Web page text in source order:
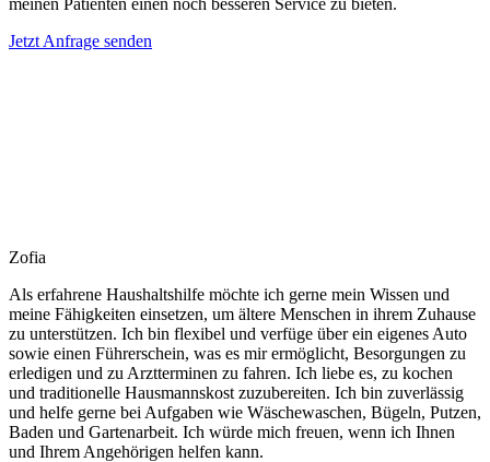
Jetzt Anfrage senden
Zofia
Als erfahrene Haushaltshilfe möchte ich gerne mein Wissen und
meine Fähigkeiten einsetzen, um ältere Menschen in ihrem Zuhause
zu unterstützen. Ich bin flexibel und verfüge über ein eigenes Auto
sowie einen Führerschein, was es mir ermöglicht, Besorgungen zu
erledigen und zu Arztterminen zu fahren. Ich liebe es, zu kochen
und traditionelle Hausmannskost zuzubereiten. Ich bin zuverlässig
und helfe gerne bei Aufgaben wie Wäschewaschen, Bügeln, Putzen,
Baden und Gartenarbeit. Ich würde mich freuen, wenn ich Ihnen
und Ihrem Angehörigen helfen kann.